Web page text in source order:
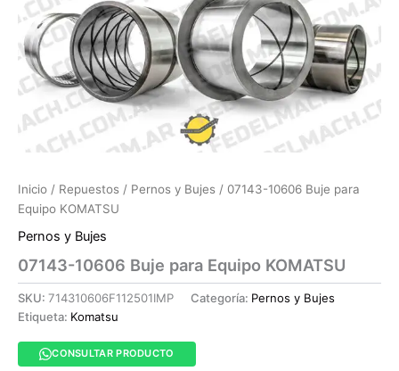
Inicio / Repuestos / Pernos y Bujes / 07143-10606 Buje para
Equipo KOMATSU
Pernos y Bujes
07143-10606 Buje para Equipo KOMATSU
SKU: 714310606F112501IMP Categoría: Pernos y Bujes
Etiqueta: Komatsu
CONSULTAR PRODUCTO